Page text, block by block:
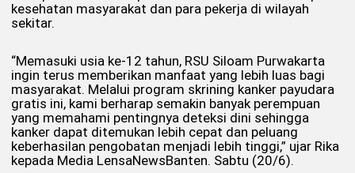
kesehatan masyarakat dan para pekerja di wilayah
sekitar.
“Memasuki usia ke-12 tahun, RSU Siloam Purwakarta
ingin terus memberikan manfaat yang lebih luas bagi
masyarakat. Melalui program skrining kanker payudara
gratis ini, kami berharap semakin banyak perempuan
yang memahami pentingnya deteksi dini sehingga
kanker dapat ditemukan lebih cepat dan peluang
keberhasilan pengobatan menjadi lebih tinggi,” ujar Rika
kepada Media LensaNewsBanten. Sabtu (20/6).